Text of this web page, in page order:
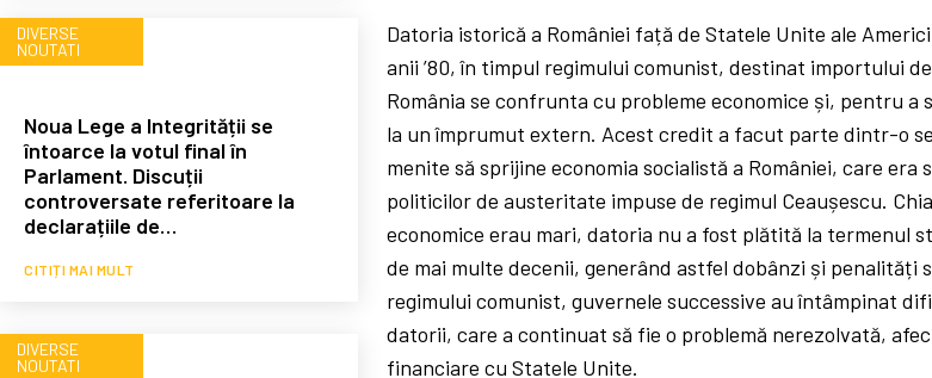
DIVERSE
NOUTATI
Noua Lege a Integrității se
întoarce la votul final în
Parlament. Discuții
controversate referitoare la
declarațiile de…
CITIȚI MAI MULT
DIVERSE
NOUTATI
Datoria istorică a României față de Statele Unite ale
anii ’80, în timpul regimului comunist, destinat importului
România se confrunta cu probleme economice și, pentru
la un împrumut extern. Acest credit a facut parte dintr-o
menite să sprijine economia socialistă a României, care
politicilor de austeritate impuse de regimul Ceaușescu.
economice erau mari, datoria nu a fost plătită la termenul
de mai multe decenii, generând astfel dobânzi și penalități
regimului comunist, guvernele successive au întâmpinat
datorii, care a continuat să fie o problemă nerezolvată,
financiare cu Statele Unite.